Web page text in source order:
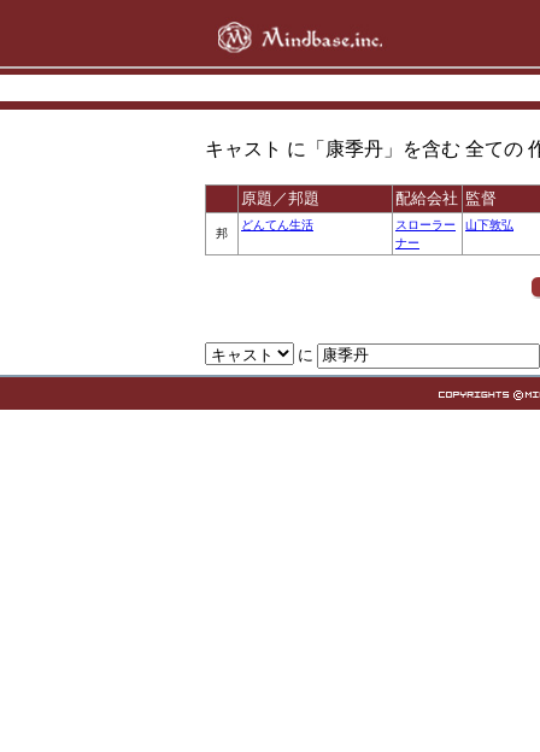
キャスト に「康季丹」を含む 全ての
原題／邦題 配給会社 監督
邦
どんてん生活
スローラー
ナー
山下敦弘
に